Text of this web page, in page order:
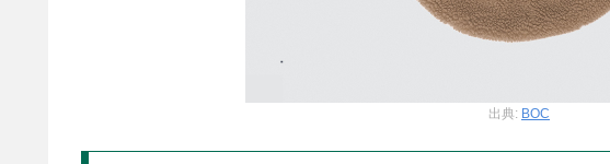
出典: BOC